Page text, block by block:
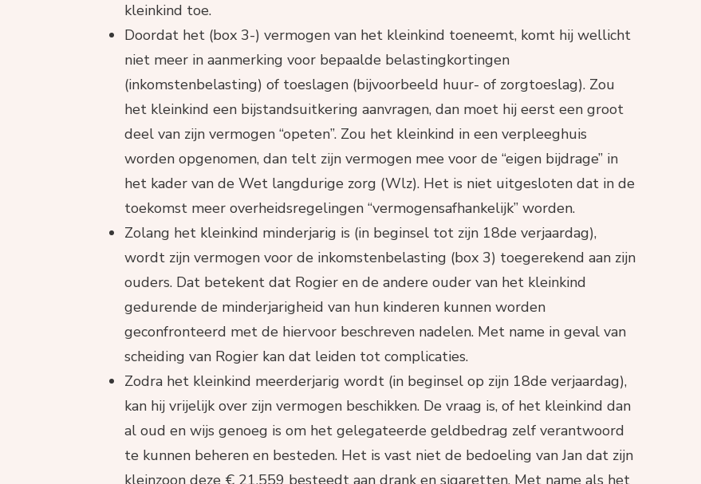
kleinkind toe.
Doordat het (box 3-) vermogen van het kleinkind toeneemt, komt hij wellicht
niet meer in aanmerking voor bepaalde belastingkortingen
(inkomstenbelasting) of toeslagen (bijvoorbeeld huur- of zorgtoeslag). Zou
het kleinkind een bijstandsuitkering aanvragen, dan moet hij eerst een groot
deel van zijn vermogen “opeten”. Zou het kleinkind in een verpleeghuis
worden opgenomen, dan telt zijn vermogen mee voor de “eigen bijdrage” in
het kader van de Wet langdurige zorg (Wlz). Het is niet uitgesloten dat in de
toekomst meer overheidsregelingen “vermogensafhankelijk” worden.
Zolang het kleinkind minderjarig is (in beginsel tot zijn 18de verjaardag),
wordt zijn vermogen voor de inkomstenbelasting (box 3) toegerekend aan zijn
ouders. Dat betekent dat Rogier en de andere ouder van het kleinkind
gedurende de minderjarigheid van hun kinderen kunnen worden
geconfronteerd met de hiervoor beschreven nadelen. Met name in geval van
scheiding van Rogier kan dat leiden tot complicaties.
Zodra het kleinkind meerderjarig wordt (in beginsel op zijn 18de verjaardag),
kan hij vrijelijk over zijn vermogen beschikken. De vraag is, of het kleinkind dan
al oud en wijs genoeg is om het gelegateerde geldbedrag zelf verantwoord
te kunnen beheren en besteden. Het is vast niet de bedoeling van Jan dat zijn
kleinzoon deze € 21.559 besteedt aan drank en sigaretten. Met name als het